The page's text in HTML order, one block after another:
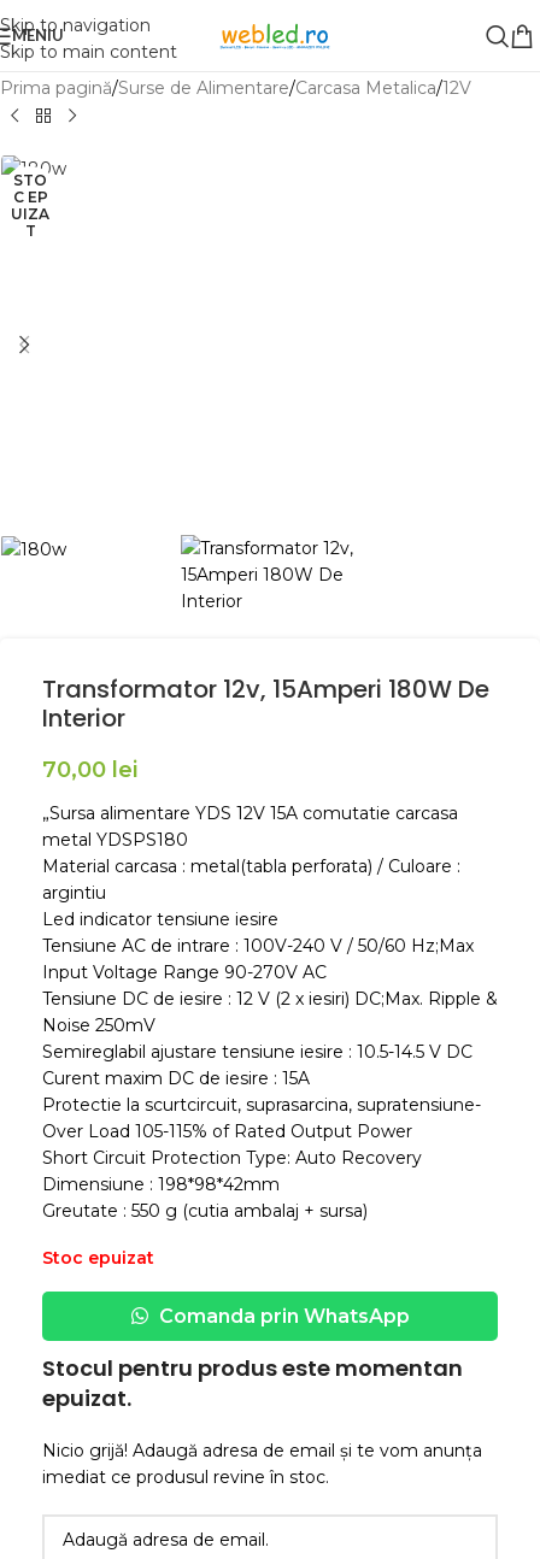
Skip to navigation
Skip to main content
MENIU
Prima pagină/Surse de Alimentare/Carcasa Metalica/12V
STO
C EP
UIZA
T
Transformator 12v, 15Amperi 180W De
Interior
70,00 lei
„Sursa alimentare YDS 12V 15A comutatie carcasa
metal YDSPS180
Material carcasa : metal(tabla perforata) / Culoare :
argintiu
Led indicator tensiune iesire
Tensiune AC de intrare : 100V-240 V / 50/60 Hz;Max
Input Voltage Range 90-270V AC
Tensiune DC de iesire : 12 V (2 x iesiri) DC;Max. Ripple &
Noise 250mV
Semireglabil ajustare tensiune iesire : 10.5-14.5 V DC
Curent maxim DC de iesire : 15A
Protectie la scurtcircuit, suprasarcina, supratensiune-
Over Load 105-115% of Rated Output Power
Short Circuit Protection Type: Auto Recovery
Dimensiune : 198*98*42mm
Greutate : 550 g (cutia ambalaj + sursa)
Stoc epuizat
Comanda prin WhatsApp
Stocul pentru produs este momentan
epuizat.
Nicio grijă! Adaugă adresa de email și te vom anunța
imediat ce produsul revine în stoc.